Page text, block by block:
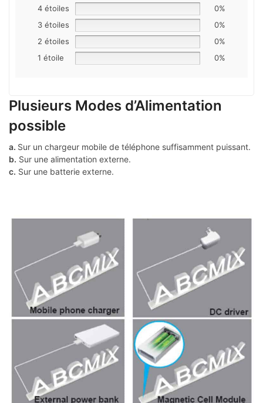
4 étoiles
0%
3 étoiles
0%
2 étoiles
0%
1 étoile
0%
Plusieurs Modes d’Alimentation
possible
a. Sur un chargeur mobile de téléphone suffisamment puissant.
b. Sur une alimentation externe.
c. Sur une batterie externe.